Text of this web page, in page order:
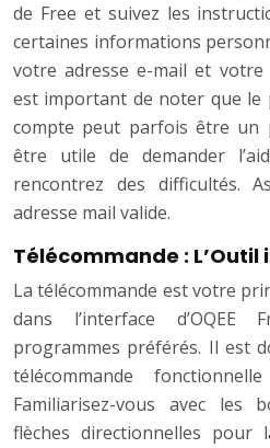
de Free et suivez les
certaines informations
votre adresse e-mail et
est important de noter que le
compte peut parfois être un
être utile de demander
rencontrez des difficultés.
adresse mail valide.
Télécommande :
La télécommande est votre
dans l’interface
programmes préférés. Il est
télécommande
Familiarisez-vous avec les
flèches directionnelles pour